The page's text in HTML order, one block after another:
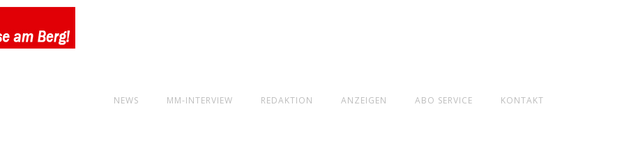
NEWS MM-INTERVIEW REDAKTION ANZEIGEN ABO SERVICE KONTAKT